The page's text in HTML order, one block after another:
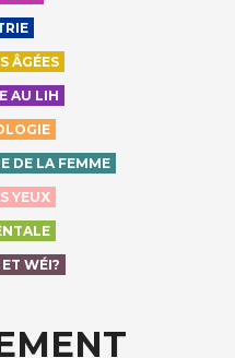
ÂGÉES
AU LIH
DE LA FEMME
YEUX
WÉI?